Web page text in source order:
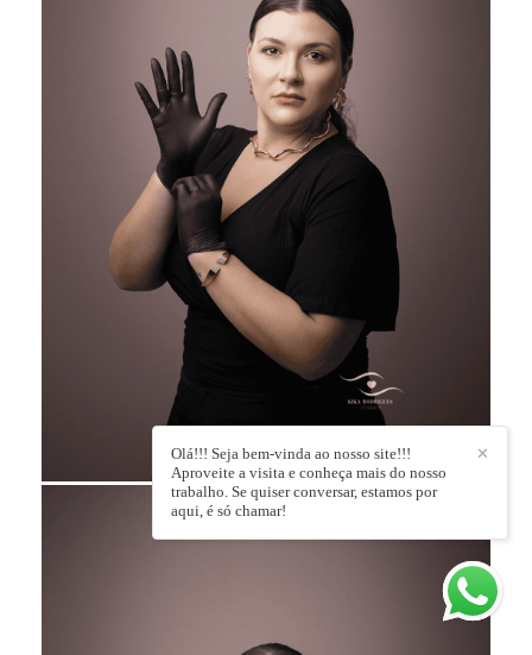
✕
Olá!!! Seja bem-vinda ao nosso site!!!
Aproveite a visita e conheça mais do nosso
trabalho. Se quiser conversar, estamos por
aqui, é só chamar!